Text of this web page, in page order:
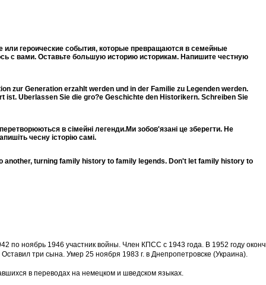
или героические события, которые превращаются в семейные
с вами. Оставьте большую историю историкам. Напишите честную
zur Generation erzahlt werden und in der Familie zu Legenden werden.
ist. Uberlassen Sie die gro?e Geschichte den Historikern. Schreiben Sie
перетворюються в сімейні легенди.Ми зобов'язані це зберегти. Не
чесну історію самі.
turning family history to family legends. Don't let family history to
по ноябрь 1946 участник войны. Член КПСС с 1943 года. В 1952 году
три сына. Умер 25 ноября 1983 г. в Днепропетровске (Украина).
в переводах на немецком и шведском языках.